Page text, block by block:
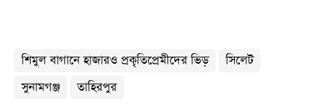
শিমুল বাগানে হাজারও প্রকৃতিপ্রেমীদের ভিড়
সিলেট
সুনামগঞ্জ
তাহিরপুর